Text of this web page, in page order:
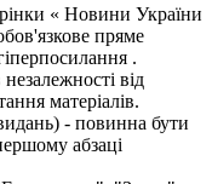
« Новини України
пряме
.
від
матеріалів.
- повинна бути
абзаці